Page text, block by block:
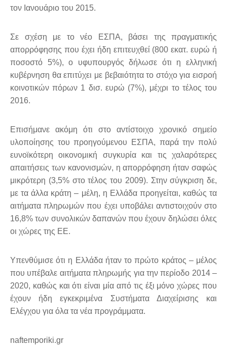
τον Ιανουάριο του 2015.
Σε σχέση με το νέο ΕΣΠΑ, βάσει της πραγματικής
απορρόφησης που έχει ήδη επιτευχθεί (800 εκατ. ευρώ ή
ποσοστό 5%), ο υφυπουργός δήλωσε ότι η ελληνική
κυβέρνηση θα επιτύχει με βεβαιότητα το στόχο για εισροή
κοινοτικών πόρων 1 δισ. ευρώ (7%), μέχρι το τέλος του
2016.
Επισήμανε ακόμη ότι στο αντίστοιχο χρονικό σημείο
υλοποίησης του προηγούμενου ΕΣΠΑ, παρά την πολύ
ευνοϊκότερη οικονομική συγκυρία και τις χαλαρότερες
απαιτήσεις των κανονισμών, η απορρόφηση ήταν σαφώς
μικρότερη (3,5% στο τέλος του 2009). Στην σύγκριση δε,
με τα άλλα κράτη – μέλη, η Ελλάδα προηγείται, καθώς τα
αιτήματα πληρωμών που έχει υποβάλει αντιστοιχούν στο
16,8% των συνολικών δαπανών που έχουν δηλώσει όλες
οι χώρες της ΕΕ.
Υπενθύμισε ότι η Ελλάδα ήταν το πρώτο κράτος – μέλος
που υπέβαλε αιτήματα πληρωμής για την περίοδο 2014 –
2020, καθώς και ότι είναι μία από τις έξι μόνο χώρες που
έχουν ήδη εγκεκριμένα Συστήματα Διαχείρισης και
Ελέγχου για όλα τα νέα προγράμματα.
naftemporiki.gr